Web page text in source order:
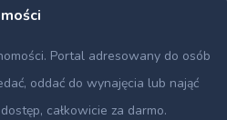
. Portal adresowany do osób
oddać do wynajęcia lub nająć
całkowicie za darmo.